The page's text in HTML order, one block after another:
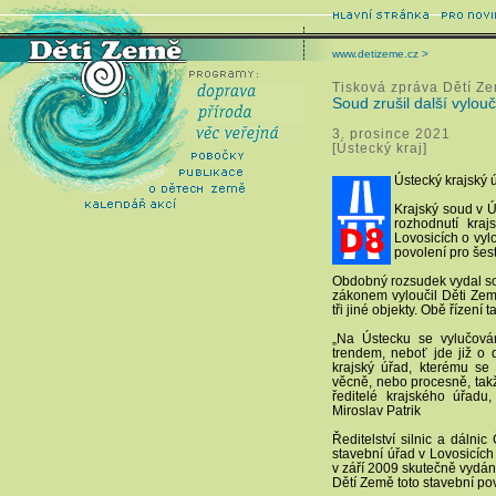
www.detizeme.cz >
Tisková zpráva Dětí
Soud zrušil další
3. prosince 2021
[Ústecký kraj]
Ústecký krajský
Krajský soud v
rozhodnutí
Lovosicích o
povolení pro
Obdobný rozsudek vydal
zákonem vyloučil Děti
tři jiné objekty. Obě řízení
„Na Ústecku se
trendem, neboť jde již o
krajský úřad, kterému
věcně, nebo procesně,
ředitelé krajského
Miroslav Patrik
Ředitelství silnic a dálnic
stavební úřad v
v září 2009 skutečně
Dětí Země toto stavební